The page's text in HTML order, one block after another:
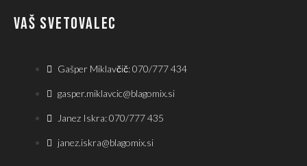
VAŠ SVETOVALEC
Gašper Miklavčič: 070/777 434
gasper.miklavcic@blagomix.si
Janez Iskra: 070/777 435
janez.iskra@blagomix.si